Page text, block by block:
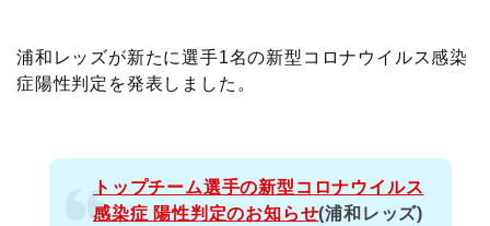
b
o
t
r
n
t n
浦和レッズが新たに選手1名の新型コロナウイルス感染
症陽性判定を発表しました。
トップチーム選手の新型コロナウイルス
感染症 陽性判定のお知らせ(浦和レッズ)